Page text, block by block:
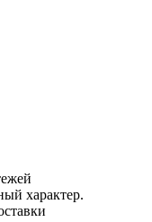
характер.